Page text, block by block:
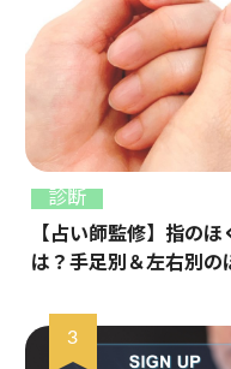
診断
【占い師監修】指の
は？手足別＆左右別の